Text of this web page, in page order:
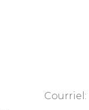
Courriel: